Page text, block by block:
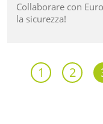
Collaborare con
la sicurezza!
1 2